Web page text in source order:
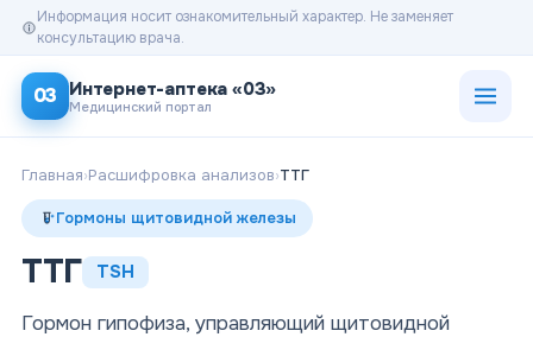
Информация носит ознакомительный характер. Не заменяет
консультацию врача.
03 Интернет-аптека «03»
Медицинский портал
Главная›Расшифровка анализов›ТТГ
Гормоны щитовидной железы
ТТГ TSH
Гормон гипофиза, управляющий щитовидной